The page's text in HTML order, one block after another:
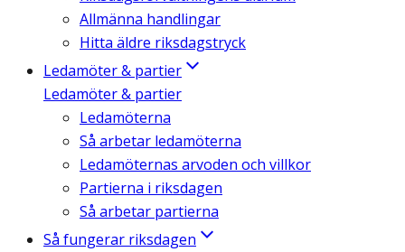
Allmänna handlingar
Hitta äldre riksdagstryck
Ledamöter & partier
Ledamöter & partier
Ledamöterna
Så arbetar ledamöterna
Ledamöternas arvoden och villkor
Partierna i riksdagen
Så arbetar partierna
Så fungerar riksdagen